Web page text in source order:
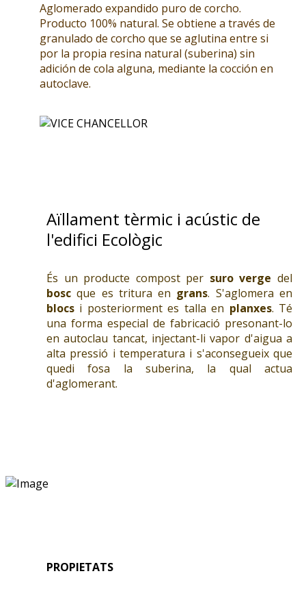
Aglomerado expandido puro de corcho.
Producto 100% natural. Se obtiene a través de
granulado de corcho que se aglutina entre si
por la propia resina natural (suberina) sin
adición de cola alguna, mediante la cocción en
autoclave.
Aïllament tèrmic i acústic de
l'edifici Ecològic
És un producte compost per suro verge del
boscque es tritura en grans. S'aglomera en
blocs i posteriorment es talla en planxes. Té
una forma especial de fabricació presonant-lo
en autoclau tancat, injectant-li vapor d'aigua a
alta pressió i temperatura i s'aconsegueix que
quedi fosa la suberina, la qual actua
d'aglomerant.
PROPIETATS